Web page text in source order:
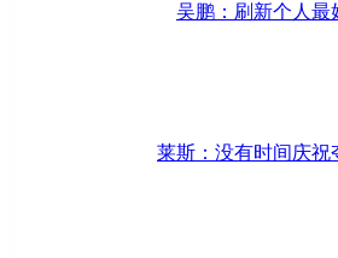
吴鹏：刷新个人
莱斯：没有时间庆